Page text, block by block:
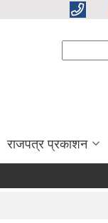
राजपत्र प्रकाशन